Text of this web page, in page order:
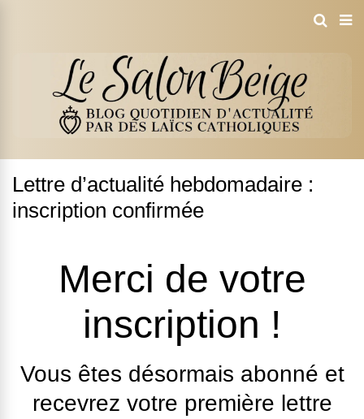
Lettre d’actualité hebdomadaire :
inscription confirmée
Merci de votre
inscription !
Vous êtes désormais abonné et
recevrez votre première lettre